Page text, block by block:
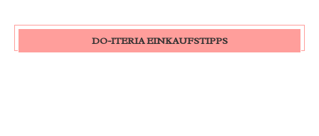
DO-ITERIA EINKAUFSTIPPS